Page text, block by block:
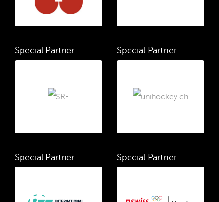
Special Partner Special Partner
Special Partner Special Partner